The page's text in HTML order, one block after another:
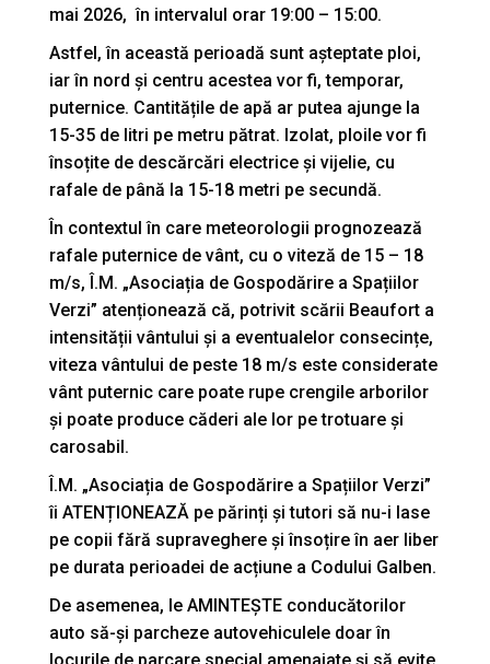
mai 2026, în intervalul orar 19:00 – 15:00.
Astfel, în această perioadă sunt așteptate ploi,
iar în nord și centru acestea vor fi, temporar,
puternice. Cantitățile de apă ar putea ajunge la
15-35 de litri pe metru pătrat. Izolat, ploile vor fi
însoțite de descărcări electrice și vijelie, cu
rafale de până la 15-18 metri pe secundă.
În contextul în care meteorologii prognozează
rafale puternice de vânt, cu o viteză de 15 – 18
m/s, Î.M. „Asociația de Gospodărire a Spațiilor
Verzi” atenționează că, potrivit scării Beaufort a
intensității vântului și a eventualelor consecințe,
viteza vântului de peste 18 m/s este considerate
vânt puternic care poate rupe crengile arborilor
și poate produce căderi ale lor pe trotuare și
carosabil.
Î.M. „Asociația de Gospodărire a Spațiilor Verzi”
îi ATENȚIONEAZĂ pe părinți și tutori să nu-i lase
pe copii fără supraveghere și însoțire în aer liber
pe durata perioadei de acțiune a Codului Galben.
De asemenea, le AMINTEȘTE conducătorilor
auto să-și parcheze autovehiculele doar în